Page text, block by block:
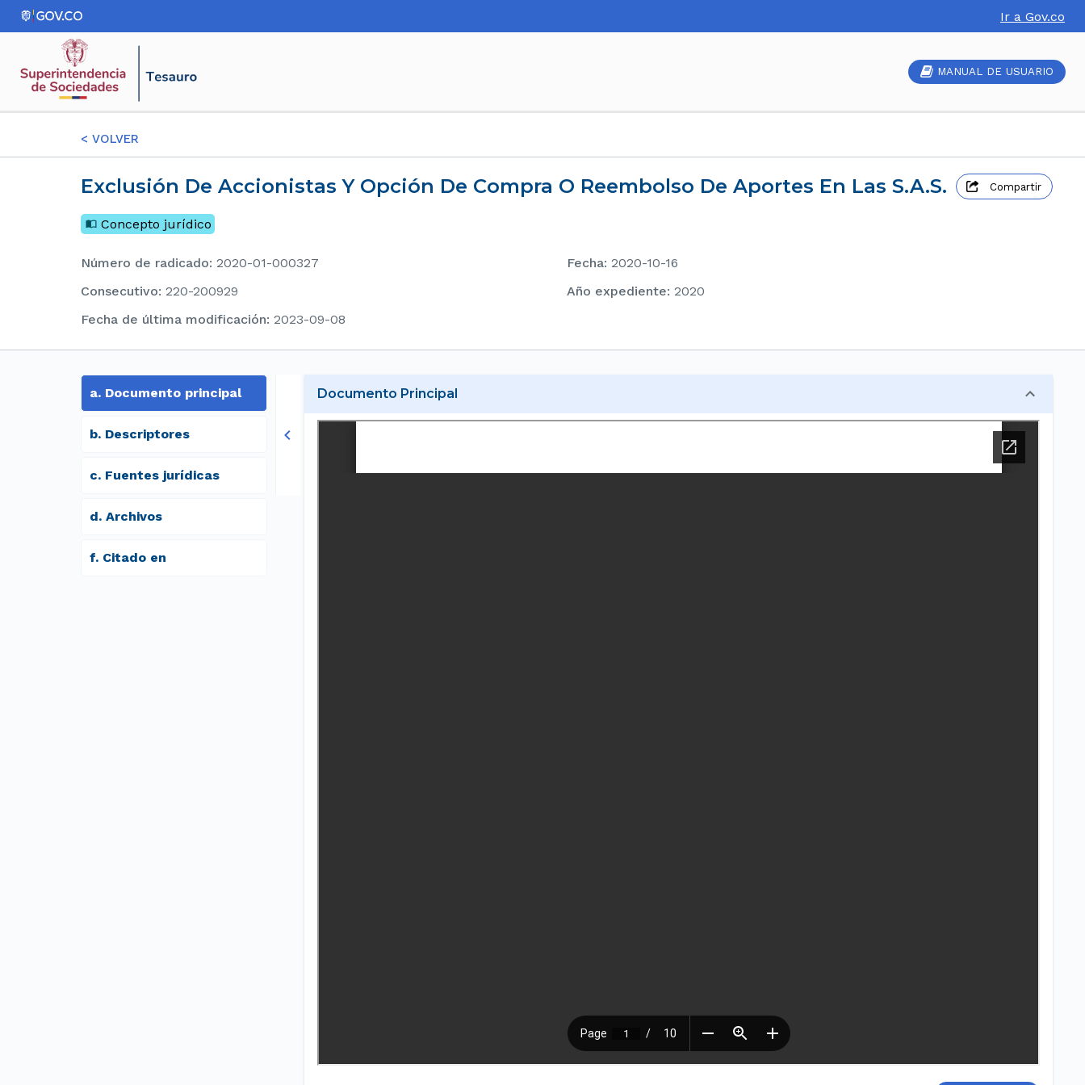
Ir a Gov.co
MANUAL DE USUARIO
< VOLVER
Exclusión De Accionistas Y Opción De Compra O Reembolso De Aportes En Las S.A.S. Compartir
Concepto jurídico
Número de radicado: 2020-01-000327 Fecha: 2020-10-16
consecutivo: 220-200929 Año expediente: 2020
Fecha de última modificación: 2023-09-08
a. Documento principal
b. Descriptores
c. Fuentes jurídicas
d. archivos
f. Citado en
Documento Principal